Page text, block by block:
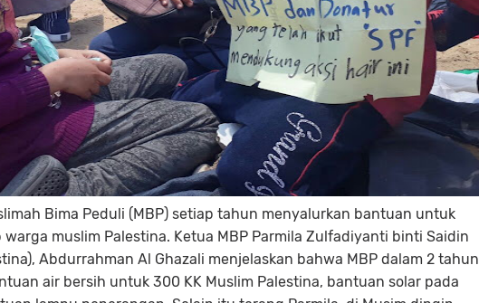
Bima Peduli (MBP) setiap tahun menyalurkan bantuan untuk
muslim Palestina. Ketua MBP Parmila Zulfadiyanti binti Saidin
Abdurrahman Al Ghazali menjelaskan bahwa MBP dalam 2 tahun
air bersih untuk 300 KK Muslim Palestina, bantuan solar pada